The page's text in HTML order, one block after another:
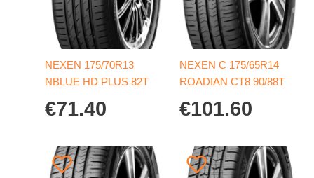
NEXEN 175/70R13
NBLUE HD PLUS 82T
€71.40
NEXEN C 175/65R14
ROADIAN CT8 90/88T
€101.60